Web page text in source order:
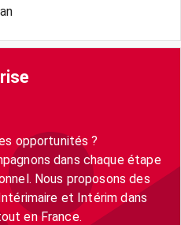
opportunités ?
dans chaque étape
Nous proposons des
et Intérim dans
en France.